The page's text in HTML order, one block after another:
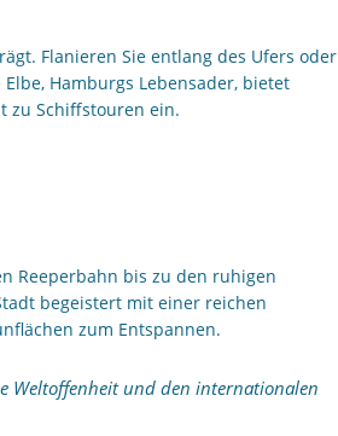
Flanieren Sie entlang des Ufers oder
Hamburgs Lebensader, bietet
zu Schiffstouren ein.
Reeperbahn bis zu den ruhigen
begeistert mit einer reichen
zum Entspannen.
Weltoffenheit und den internationalen